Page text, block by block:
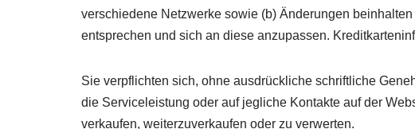
verschiedene Netzwerke sowie (b) Änderungen
entsprechen und sich an diese anzupassen.
Sie verpflichten sich, ohne ausdrückliche schriftliche
die Serviceleistung oder auf jegliche Kontakte auf der
verkaufen, weiterzuverkaufen oder zu verwerten.